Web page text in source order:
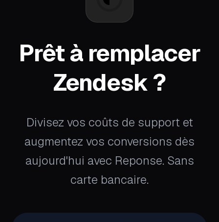
Prêt à remplacer
Zendesk ?
Divisez vos coûts de support et
augmentez vos conversions dès
aujourd'hui avec Reponse. Sans
carte bancaire.